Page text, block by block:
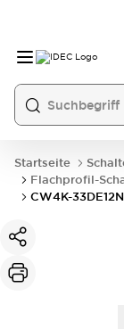
Startseite
Flachprofil-
CW4K-